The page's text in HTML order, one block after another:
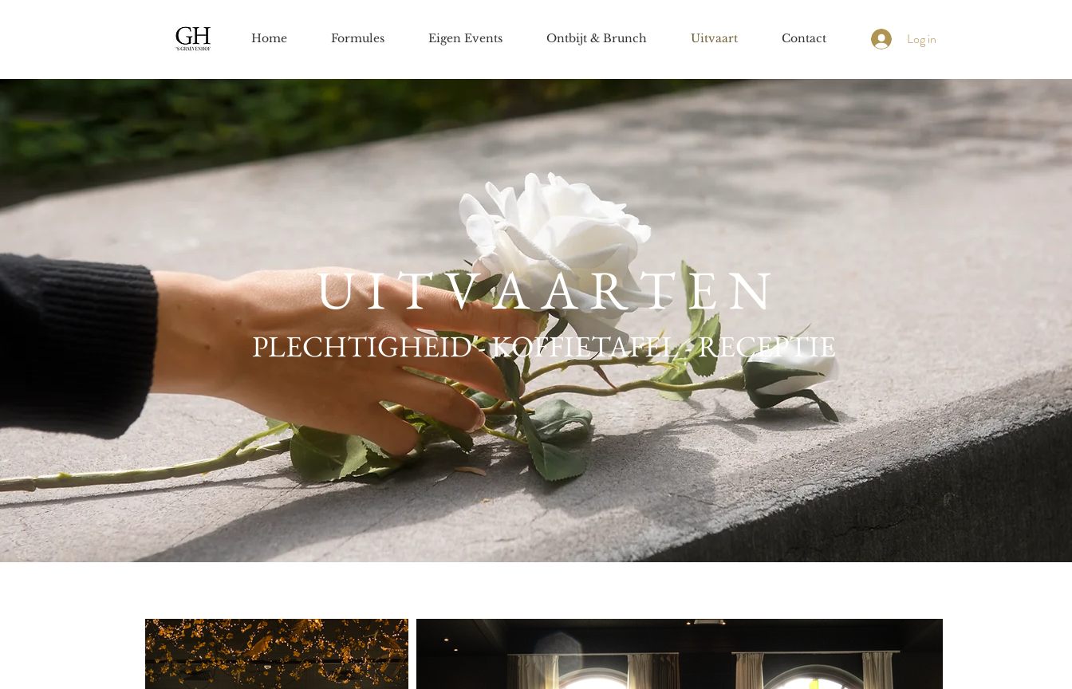
Home Formules Eigen Events Ontbijt & Brunch Uitvaart Contact Log in
U I T V A A R T E N
PLECHTIGHEID - KOFFIETAFEL - RECEPTIE